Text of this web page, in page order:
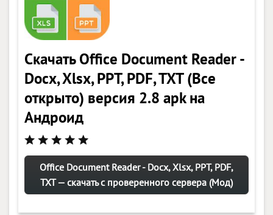
Скачать Office Document Reader -
Docx, Xlsx, PPT, PDF, TXT (Все
открыто) версия 2.8 apk на
Андроид
Office Document Reader - Docx, Xlsx, PPT, PDF,
TXT — скачать с проверенного сервера (Мод)